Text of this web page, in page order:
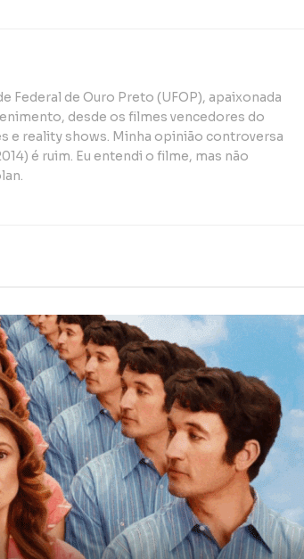
Federal de Ouro Preto (UFOP), apaixonada
desde os filmes vencedores do
e reality shows. Minha opinião controversa
é ruim. Eu entendi o filme, mas não